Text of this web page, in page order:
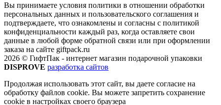
Вы принимаете условия политики в отношении обработки
персональных данных и пользовательского соглашения и
подтверждаете, что ознакомлены и согласны с политикой
конфиденциальности каждый раз, когда оставляете свои
данные в любой форме обратной связи или при оформлении
заказа на сайте giftpack.ru
2026 © ГифтПак - интернет магазин подарочной упаковки
DISPROVE разработка сайтов
Продолжая использовать этот сайт, вы даете согласие на
обработку файлов cookie. Вы можете запретить сохранение
cookie в настройках своего браузера